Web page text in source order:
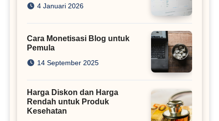
4 Januari 2026
Cara Monetisasi Blog untuk
Pemula
14 September 2025
Harga Diskon dan Harga
Rendah untuk Produk
Kesehatan